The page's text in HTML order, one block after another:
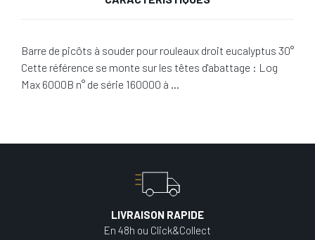
Barre de picôts à souder pour rouleaux droit eucalyptus 30°
Cette référence se monte sur les têtes d'abattage : Log
Max 6000B n° de série 160000 à …
LIVRAISON RAPIDE
En 48h ou Click&Collect